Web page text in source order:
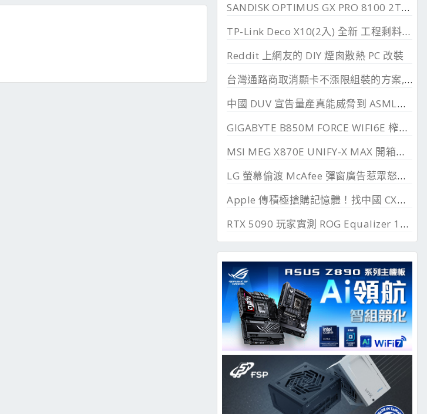
SANDISK OPTIMUS GX PRO 8100 2TB 與 850X 2TB 開箱, PCIe 5.0 與 4.0 效能比較
TP-Link Deco X10(2入) 全新 工程剩料 可店到店 免運費
Reddit 上網友的 DIY 煙囪散熱 PC 改裝
台灣通路商取消顯卡不漲限組裝的方案, 直漲 20~45%
中國 DUV 宣告量產真能威脅到 ASML？外媒稱相差甚遠
GIGABYTE B850M FORCE WIFI6E 榨乾長鑫24G DDR
MSI MEG X870E UNIFY-X MAX 開箱測試, 2 DIMM 的超頻優化
LG 螢幕偷渡 McAfee 彈窗廣告惹眾怒，微軟出手制止
Apple 傳積極搶購記憶體！找中國 CXMT 談價格碰壁
RTX 5090 玩家實測 ROG Equalizer 12V-2x6, 電壓更穩、溫度更低、還解決 SSD 消失問題